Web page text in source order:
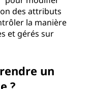
des attributs
la manière
et gérés sur
un
?